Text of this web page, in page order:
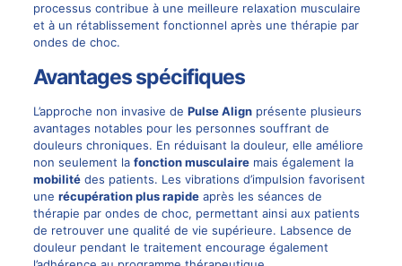
processus contribue à une meilleure relaxation musculaire
et à un rétablissement fonctionnel après une thérapie par
ondes de choc.
Avantages spécifiques
L’approche non invasive de Pulse Alignprésente plusieurs
avantages notables pour les personnes souffrant de
douleurs chroniques. En réduisant la douleur, elle améliore
non seulement la fonction musculairemais également la
mobilitédes patients. Les vibrations d’impulsion favorisent
une récupération plus rapideaprès les séances de
thérapie par ondes de choc, permettant ainsi aux patients
de retrouver une qualité de vie supérieure. Labsence de
douleur pendant le traitement encourage également